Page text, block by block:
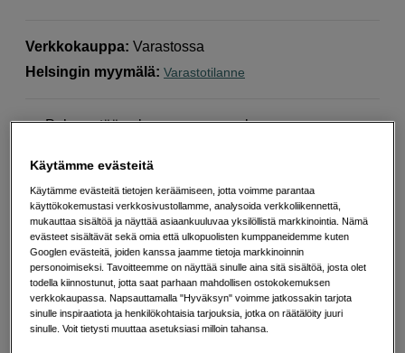
Verkkokauppa: Varastossa
Helsingin myymälä: Varastotilanne
Pehmentää salaman suoraa valoa.
Lisää tietoa
14 EUR
Maksa heti tai jaa useampaan osamaksuun Lue lisää
Määrä
Lisää ostoskoriin
Käytämme evästeitä
Käytämme evästeitä tietojen keräämiseen, jotta voimme parantaa
käyttökokemustasi verkkosivustollamme, analysoida verkkoliikennettä,
mukauttaa sisältöä ja näyttää asiaankuuluvaa yksilöllistä markkinointia. Nämä
evästeet sisältävät sekä omia että ulkopuolisten kumppaneidemme kuten
Googlen evästeitä, joiden kanssa jaamme tietoja markkinoinnin
personoimiseksi. Tavoitteemme on näyttää sinulle aina sitä sisältöä, josta olet
todella kiinnostunut, jotta saat parhaan mahdollisen ostokokemuksen
verkkokaupassa. Napsauttamalla "Hyväksyn" voimme jatkossakin tarjota
sinulle inspiraatiota ja henkilökohtaisia tarjouksia, jotka on räätälöity juuri
sinulle. Voit tietysti muuttaa asetuksiasi milloin tahansa.